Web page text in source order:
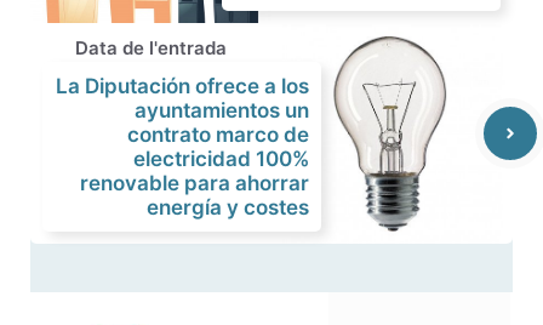
Data de l'entrada
La Diputación ofrece a los
ayuntamientos un
contrato marco de
electricidad 100%
renovable para ahorrar
energía y costes